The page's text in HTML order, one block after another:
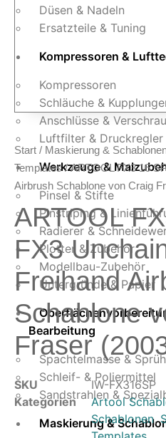
Düsen & Nadeln
Ersatzteile & Tuning
Kompressoren &
Kompressoren
Schläuche &
Anschlüsse &
Luftfilter & Druckregler
Werkzeuge &
Pinsel & Stifte
Pinstriping &
Radierer &
Plotter & Zubehör
Modellbau-Zubehör
Untergründe & Papier
Bearbeitung
Spachtelmasse &
Schleif- & Poliermittel
Sandstrahlen &
Maskierung &
Start / Maskierung &
Templates/ ARTOOL FX3 16
Airbrush Schablone von Craig
ARTOOL
FX3
Freihand
Schablone
Fraser
SKU
IW-FX316SP
Kategorien
Artool
Schablonen,